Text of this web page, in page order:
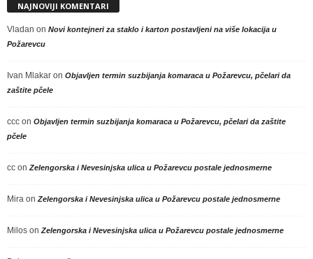
NAJNOVIJI KOMENTARI
Vladan on Novi kontejneri za staklo i karton postavljeni na više lokacija u
Požarevcu
Ivan Mlakar on Objavljen termin suzbijanja komaraca u Požarevcu, pčelari da
zaštite pčele
ccc on Objavljen termin suzbijanja komaraca u Požarevcu, pčelari da zaštite
pčele
cc onZelengorska i Nevesinjska ulica u Požarevcu postale jednosmerne
Mira onZelengorska i Nevesinjska ulica u Požarevcu postale jednosmerne
Milos onZelengorska i Nevesinjska ulica u Požarevcu postale jednosmerne